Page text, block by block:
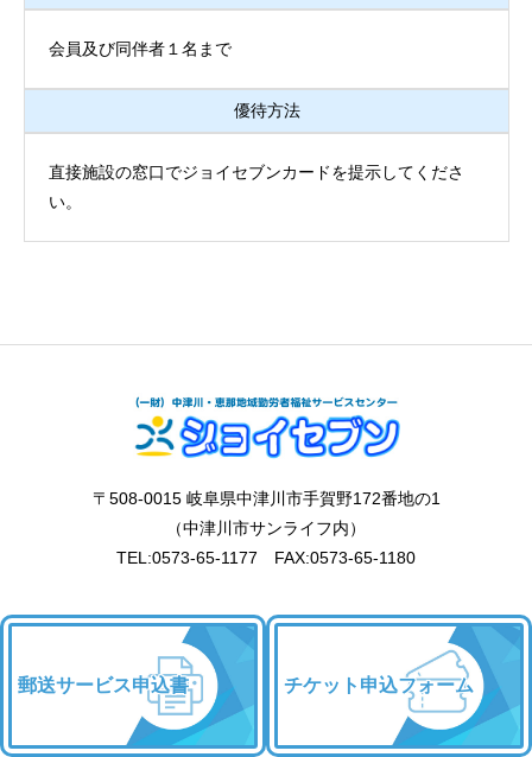
会員及び同伴者１名まで
優待方法
直接施設の窓口でジョイセブンカードを提示してくださ
い。
〒508-0015 岐阜県中津川市手賀野172番地の1
（中津川市サンライフ内）
TEL:0573-65-1177 FAX:0573-65-1180
郵送サービス申込書 チケット申込フォーム